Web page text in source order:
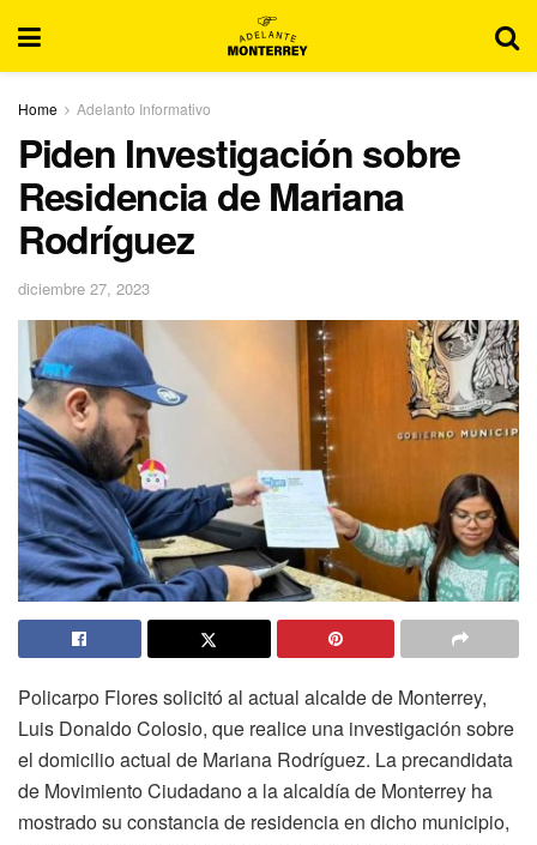
Home Adelanto Informativo
Piden Investigación sobre
Residencia de Mariana
Rodríguez
diciembre 27, 2023
Policarpo Flores solicitó al actual alcalde de Monterrey,
Luis Donaldo Colosio, que realice una investigación sobre
el domicilio actual de Mariana Rodríguez. La precandidata
de Movimiento Ciudadano a la alcaldía de Monterrey ha
mostrado su constancia de residencia en dicho municipio,